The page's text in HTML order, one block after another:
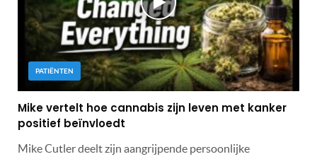
PATIËNTEN
Mike vertelt hoe cannabis zijn leven met kanker
positief beïnvloedt
Mike Cutler deelt zijn aangrijpende persoonlijke